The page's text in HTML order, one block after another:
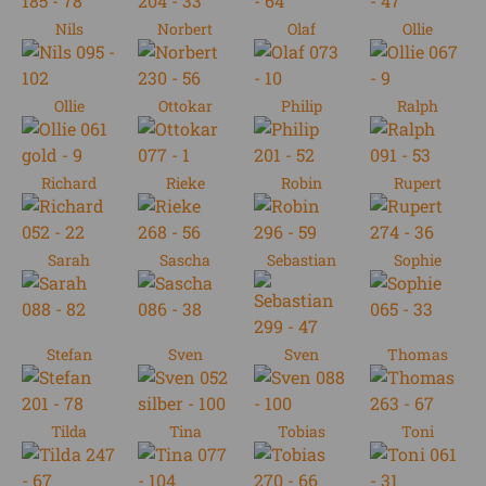
Nils Norbert Olaf Ollie
Ollie Ottokar Philip Ralph
Richard Rieke Robin Rupert
Sarah Sascha Sebastian Sophie
Stefan Sven Sven Thomas
Tilda Tina Tobias Toni